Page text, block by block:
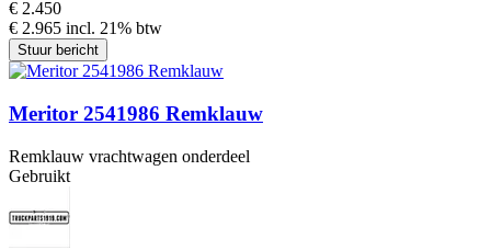
€ 2.450
€ 2.965 incl. 21% btw
Stuur bericht
Meritor 2541986 Remklauw
Remklauw vrachtwagen onderdeel
Gebruikt